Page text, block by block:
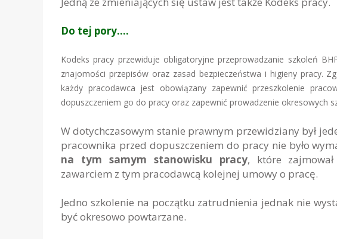
Do tej pory….
Kodeks pracy przewiduje obligatoryjne przeprowadzanie szkoleń
znajomości przepisów oraz zasad bezpieczeństwa i higieny pracy.
każdy pracodawca jest obowiązany zapewnić przeszkolenie
dopuszczeniem go do pracy oraz zapewnić prowadzenie okresowych
W dotychczasowym stanie prawnym przewidziany był
pracownika przed dopuszczeniem do pracy nie było
na tym samym stanowisku pracy, które
zawarciem z tym pracodawcą kolejnej umowy o pracę.
Jedno szkolenie na początku zatrudnienia jednak nie
być okresowo powtarzane.